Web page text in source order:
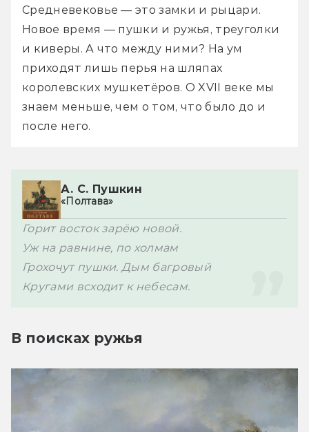
Средневековье — это замки и рыцари.
Новое время — пушки и ружья, треуголки
и киверы. А что между ними? На ум
приходят лишь перья на шляпах
королевских мушкетёров. О XVII веке мы
знаем меньше, чем о том, что было до и
после него.
А. С. Пушкин
«Полтава»
Горит восток зарёю новой.
Уж на равнине, по холмам
Грохочут пушки. Дым багровый
Кругами всходит к небесам.
В поисках ружья